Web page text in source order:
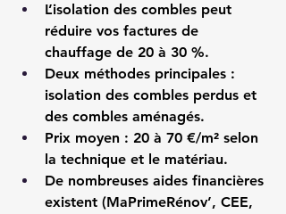
L’isolation des combles peut
réduire vos factures de
chauffage de 20 à 30 %.
Deux méthodes principales :
isolation des combles perdus et
des combles aménagés.
Prix moyen : 20 à 70 €/m² selon
la technique et le matériau.
De nombreuses aides financières
existent (MaPrimeRénov’, CEE,